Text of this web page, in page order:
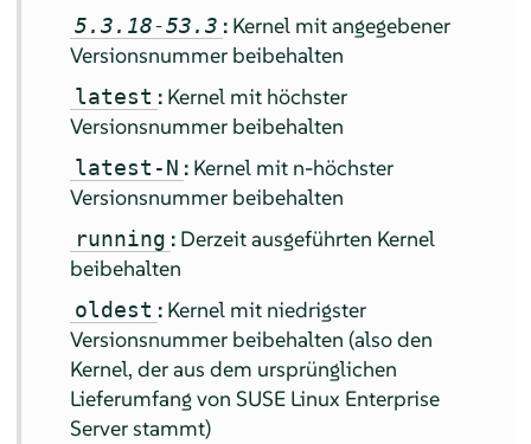
5.3.18-53.3 : Kernel mit angegebener
Versionsnummer beibehalten
latest : Kernel mit höchster
Versionsnummer beibehalten
latest-N : Kernel mit n-höchster
Versionsnummer beibehalten
running : Derzeit ausgeführten Kernel
beibehalten
oldest : Kernel mit niedrigster
Versionsnummer beibehalten (also den
Kernel, der aus dem ursprünglichen
Lieferumfang von SUSE Linux Enterprise
Server stammt)